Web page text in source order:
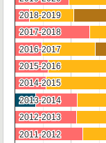
2018-2019
2018-2019
2017-2018
2017-2018
2016-2017
2016-2017
2015-2016
2015-2016
2014-2015
2014-2015
2013-2014
2013-2014
2012-2013
2012-2013
2011-2012
2011-2012